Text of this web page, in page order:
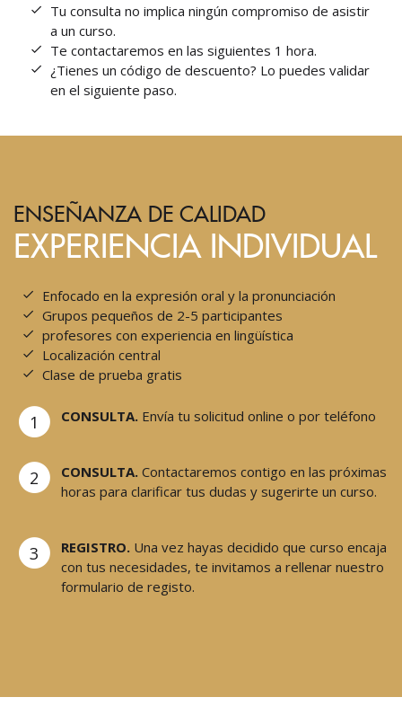
Tu consulta no implica ningún compromiso de asistir
a un curso.
Te contactaremos en las siguientes 1 hora.
¿Tienes un código de descuento? Lo puedes validar
en el siguiente paso.
ENSEÑANZA DE CALIDAD
EXPERIENCIA INDIVIDUAL
Enfocado en la expresión oral y la pronunciación
Grupos pequeños de 2-5 participantes
profesores con experiencia en lingüística
Localización central
Clase de prueba gratis
1 CONSULTA. Envía tu solicitud online o por teléfono
2 CONSULTA. Contactaremos contigo en las próximas
horas para clarificar tus dudas y sugerirte un curso.
3 REGISTRO. Una vez hayas decidido que curso encaja
con tus necesidades, te invitamos a rellenar nuestro
formulario de registo.